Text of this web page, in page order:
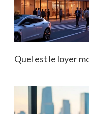
Quel est le loyer